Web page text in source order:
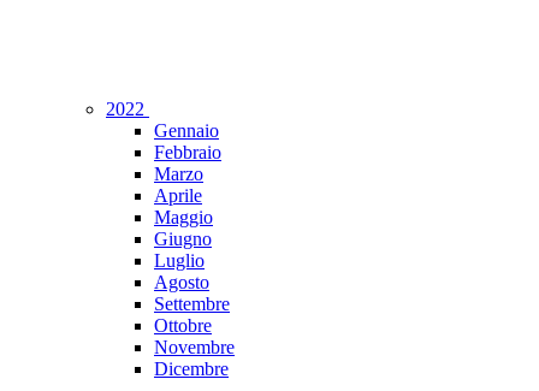
2022
Gennaio
Febbraio
Marzo
Aprile
Maggio
Giugno
Luglio
Agosto
Settembre
Ottobre
Novembre
Dicembre